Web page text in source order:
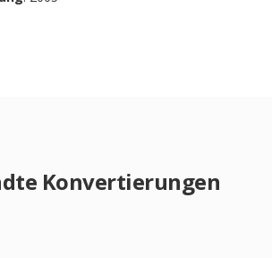
Konvertierungen